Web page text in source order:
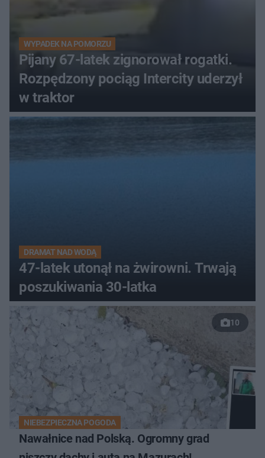
WYPADEK NA POMORZU
Pijany 67-latek zignorował rogatki.
Rozpędzony pociąg Intercity uderzył
w traktor
DRAMAT NAD WODĄ
47-latek utonął na żwirowni. Trwają
poszukiwania 30-latka
10
NIEBEZPIECZNA POGODA
Nawałnice nad Polską. Ogromny grad